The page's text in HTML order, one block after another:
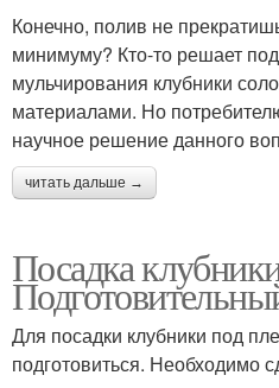
Конечно, полив не
минимуму? Кто-то решает
мульчирования клубники
материалами. Но
научное решение данного
читать дальше →
Посадка
Для посадки клубники под
подготовиться. Необходимо